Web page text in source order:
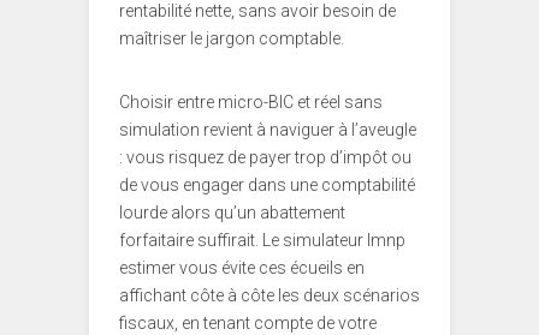
rentabilité nette, sans avoir besoin de
maîtriser le jargon comptable.
Choisir entre micro-BIC et réel sans
simulation revient à naviguer à l’aveugle
: vous risquez de payer trop d’impôt ou
de vous engager dans une comptabilité
lourde alors qu’un abattement
forfaitaire suffirait. Le simulateur lmnp
estimer vous évite ces écueils en
affichant côte à côte les deux scénarios
fiscaux, en tenant compte de votre